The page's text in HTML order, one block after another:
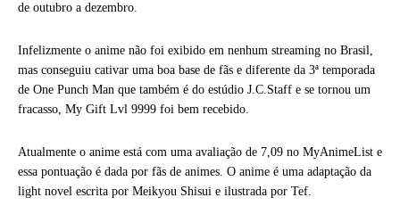
de outubro a dezembro.
Infelizmente o anime não foi exibido em nenhum streaming no Brasil,
mas conseguiu cativar uma boa base de fãs e diferente da 3ª temporada
de One Punch Man que também é do estúdio J.C.Staff e se tornou um
fracasso, My Gift Lvl 9999 foi bem recebido.
Atualmente o anime está com uma avaliação de 7,09 no MyAnimeList e
essa pontuação é dada por fãs de animes. O anime é uma adaptação da
light novel escrita por Meikyou Shisui e ilustrada por Tef.